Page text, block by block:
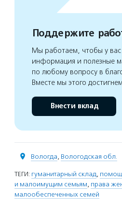
Поддержите
Мы работаем, чтобы у вас
информация и полезные
по любому вопросу в
Вместе мы этого достигнем
Внести вклад
Вологда, Вологодская обл.
ТЕГИ: гуманитарный склад,
и малоимущим семьям, права
малообеспеченных семей